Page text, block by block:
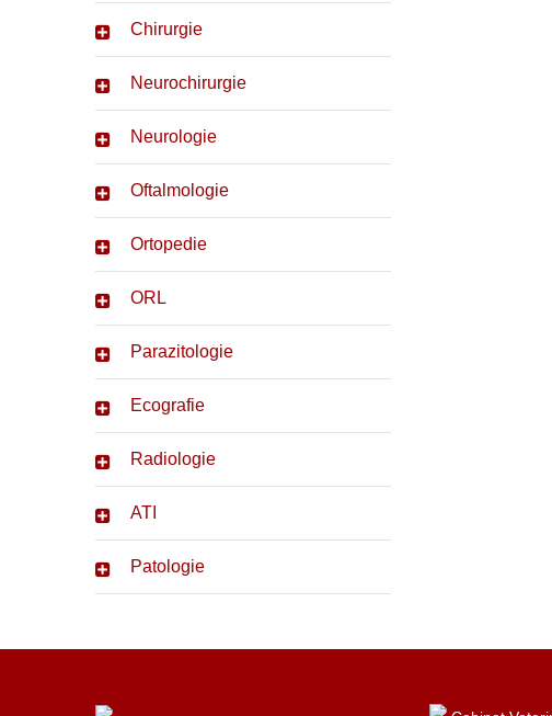
Chirurgie
Neurochirurgie
Neurologie
Oftalmologie
Ortopedie
ORL
Parazitologie
Ecografie
Radiologie
ATI
Patologie